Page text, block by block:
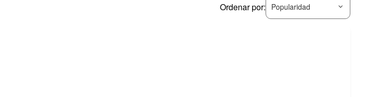
Ordenar por: Popularidad